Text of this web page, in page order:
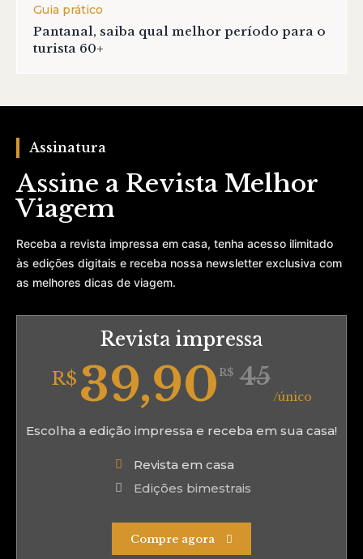
Guia prático
Pantanal, saiba qual melhor período para o
turista 60+
Assinatura
Assine a Revista Melhor
Viagem
Receba a revista impressa em casa, tenha acesso ilimitado
às edições digitais e receba nossa newsletter exclusiva com
as melhores dicas de viagem.
Revista impressa
R$ 39,90 R$ 45
/único
Escolha a edição impressa e receba em sua casa!
Revista em casa
Edições bimestrais
Compre agora